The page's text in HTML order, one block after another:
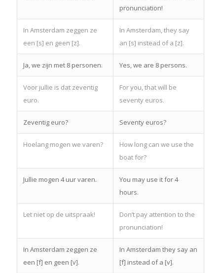
pronunciation!
In Amsterdam zeggen ze
een [s] en geen [z].
In Amsterdam, they say
an [s] instead of a [z].
Ja, we zijn met 8 personen. Yes, we are 8 persons.
Voor jullie is dat zeventig
euro.
For you, that will be
seventy euros.
Zeventig euro? Seventy euros?
Hoelang mogen we varen?
How long can we use the
boat for?
Jullie mogen 4 uur varen.
You may use it for 4
hours.
Let niet op de uitspraak!
Don’t pay attention to the
pronunciation!
In Amsterdam zeggen ze
een [f] en geen [v].
In Amsterdam they say an
[f] instead of a [v].